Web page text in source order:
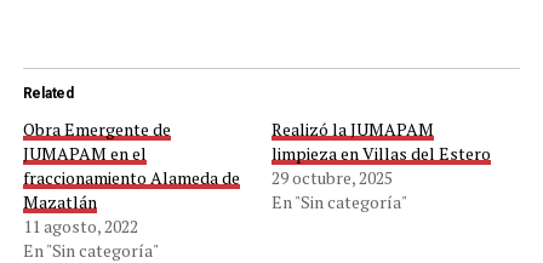
Related
Obra Emergente de
JUMAPAM en el
fraccionamiento Alameda de
Mazatlán
11 agosto, 2022
En "Sin categoría"
Realizó la JUMAPAM
limpieza en Villas del Estero
29 octubre, 2025
En "Sin categoría"